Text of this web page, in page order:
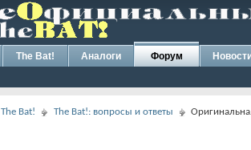
The Bat! Аналоги Форум
The Bat! The Bat!: вопросы и ответы